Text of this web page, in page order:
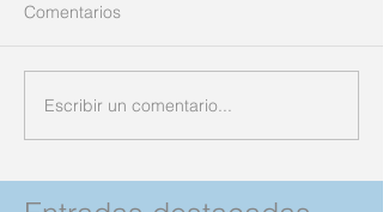
Comentarios
Escribir un comentario...